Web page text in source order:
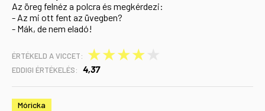
Az öreg felnéz a polcra és megkérdezi:
- Az mi ott fent az üvegben?
- Mák, de nem eladó!
ÉRTÉKELD A VICCET: ★
★
★
★
EDDIGI ÉRTÉKELÉS: 4,37
Móricka